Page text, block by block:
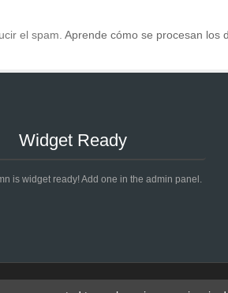
el spam. Aprende cómo se procesan los
Widget Ready
is widget ready! Add one in the admin panel.